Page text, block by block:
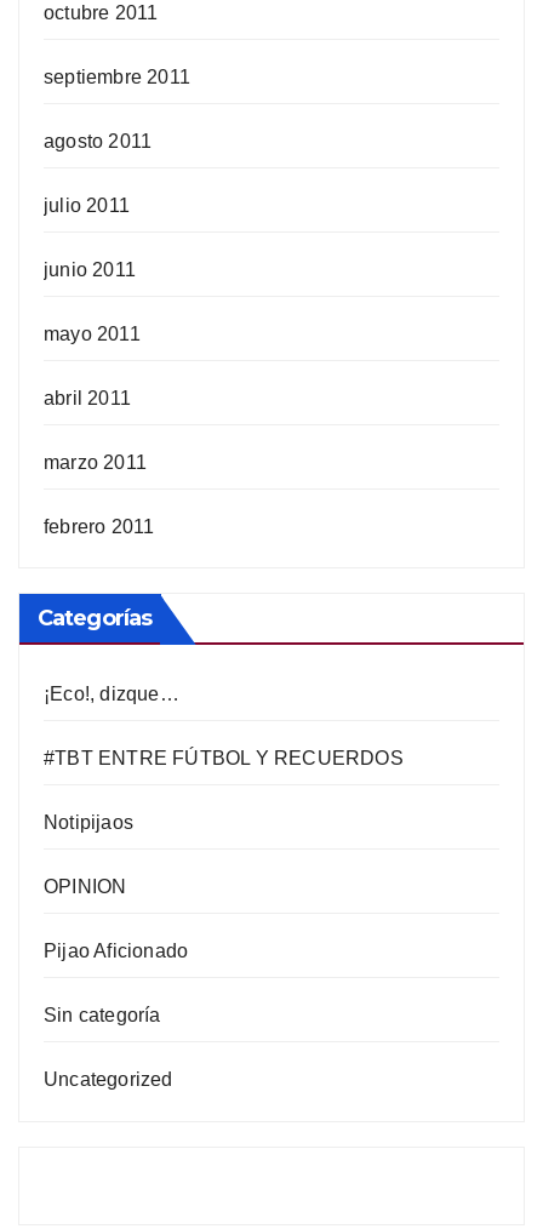
octubre 2011
septiembre 2011
agosto 2011
julio 2011
junio 2011
mayo 2011
abril 2011
marzo 2011
febrero 2011
Categorías
¡Eco!, dizque…
#TBT ENTRE FÚTBOL Y RECUERDOS
Notipijaos
OPINION
Pijao Aficionado
Sin categoría
Uncategorized